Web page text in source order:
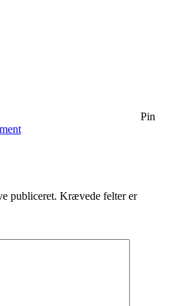
Pin
publiceret. Krævede felter er